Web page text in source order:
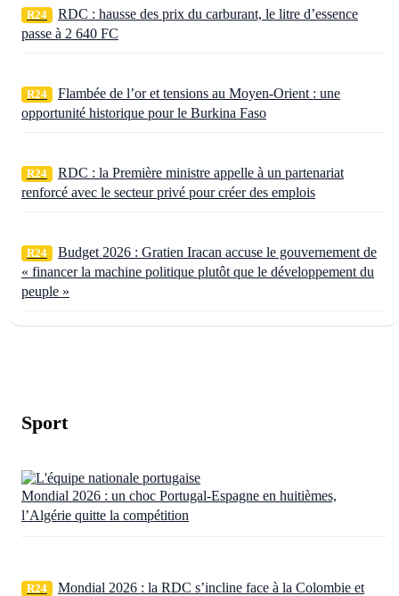
R24
RDC : hausse des prix du carburant, le litre d’essence
passe à 2 640 FC
R24
Flambée de l’or et tensions au Moyen-Orient : une
opportunité historique pour le Burkina Faso
R24
RDC : la Première ministre appelle à un partenariat
renforcé avec le secteur privé pour créer des emplois
R24
Budget 2026 : Gratien Iracan accuse le gouvernement de
« financer la machine politique plutôt que le développement du
peuple »
Sport
Mondial 2026 : un choc Portugal-Espagne en huitièmes,
l’Algérie quitte la compétition
R24
Mondial 2026 : la RDC s’incline face à la Colombie et